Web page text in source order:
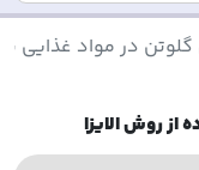
در مواد غذایی با
از روش الایزا